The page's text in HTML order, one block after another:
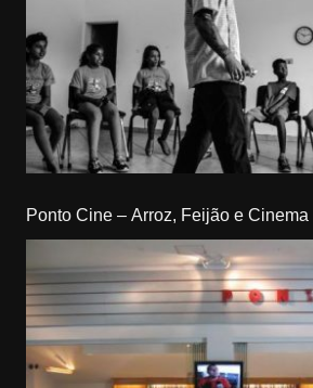
Ponto Cine – Arroz, Feijão e Cinema